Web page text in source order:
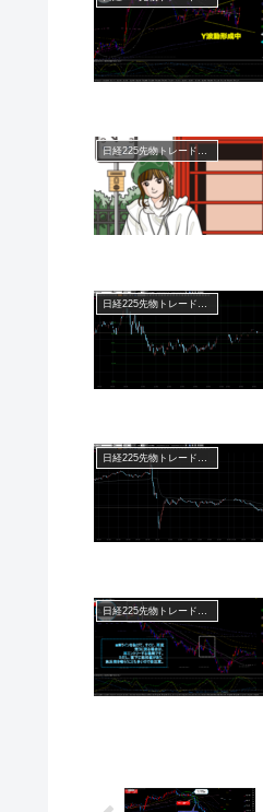
日経225先物トレード倶楽部
日経225先物トレード倶楽部